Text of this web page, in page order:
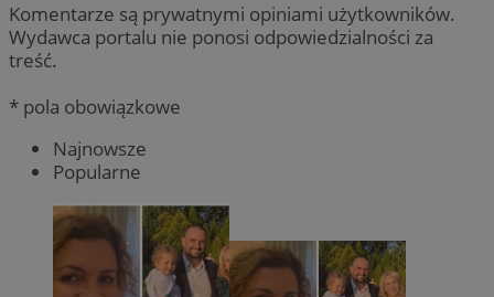
Komentarze są prywatnymi opiniami użytkowników.
Wydawca portalu nie ponosi odpowiedzialności za
treść.
* pola obowiązkowe
Najnowsze
Popularne